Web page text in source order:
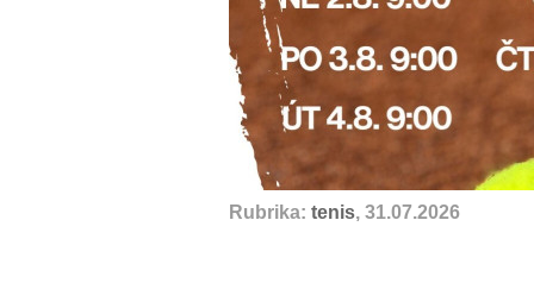
Rubrika: tenis, 31.07.2026